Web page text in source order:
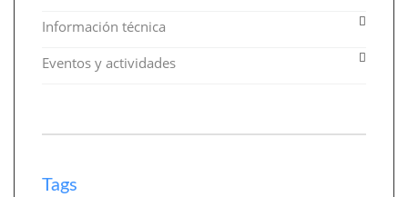
Información técnica
Eventos y actividades
Tags